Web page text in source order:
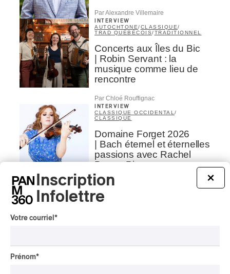
Par Alexandre Villemaire
INTERVIEW
AUTOCHTONE/CLASSIQUE/
TRAD QUÉBÉCOIS/TRADITIONNEL
Concerts aux Îles du Bic
| Robin Servant : la
musique comme lieu de
rencontre
Par Chloé Rouffignac
INTERVIEW
CLASSIQUE OCCIDENTAL /
CLASSIQUE
Domaine Forget 2026
| Bach éternel et éternelles
passions avec Rachel
Barton Pine
Par Alexandre Villemaire
CLASSIQUE OCCIDENTAL
CLASSIQUE
d’exceptions
×
Inscription
Infolettre
Votre courriel *
Prénom*